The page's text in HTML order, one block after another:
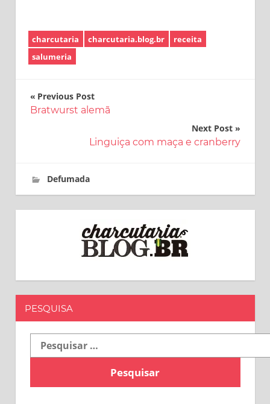
charcutaria charcutaria.blog.br
receita
salumeria
Navegação
Previous Post
Bratwurst alemã
Next Post
Linguiça com maça e cranberry
21 de fevereiro de 2017
charcutaria.blog.br
Defumada
PESQUISA
Pesquisar
por: